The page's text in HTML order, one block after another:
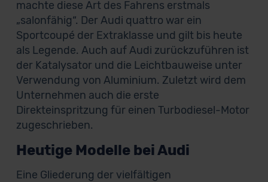
machte diese Art des Fahrens erstmals
„salonfähig“. Der Audi quattro war ein
Sportcoupé der Extraklasse und gilt bis heute
als Legende. Auch auf Audi zurückzuführen ist
der Katalysator und die Leichtbauweise unter
Verwendung von Aluminium. Zuletzt wird dem
Unternehmen auch die erste
Direkteinspritzung für einen Turbodiesel-Motor
zugeschrieben.
Heutige Modelle bei Audi
Eine Gliederung der vielfältigen